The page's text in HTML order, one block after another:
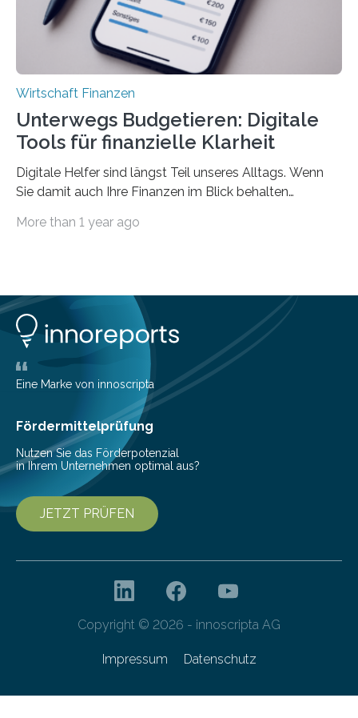
Wirtschaft Finanzen
Unterwegs Budgetieren: Digitale
Tools für finanzielle Klarheit
Digitale Helfer sind längst Teil unseres Alltags. Wenn
Sie damit auch Ihre Finanzen im Blick behalten
die genau das ermöglichen: Sie helfen Ihnen, Ausgaben
Lösungen interessieren. 1. Multibanking-Tools: Alle
Konten auf einen Blick Viele Banken bieten bereits in
ihrem Online-Banking eine Multibanking-Funktion an,
mit der sich Konten bei anderen Banken…
More than 1 year ago
Eine Marke von innoscripta
Fördermittelprüfung
Nutzen Sie das Förderpotenzial
in Ihrem Unternehmen optimal aus?
JETZT PRÜFEN
Copyright © 2026 - innoscripta AG
Impressum Datenschutz